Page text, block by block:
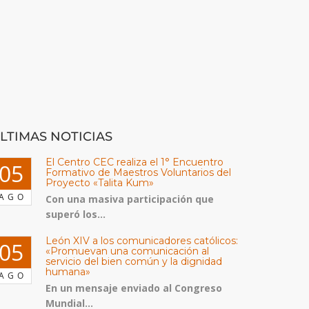
NOTICIAS
El Centro CEC realiza el 1° Encuentro
Formativo de Maestros Voluntarios del
Proyecto «Talita Kum»
Con una masiva participación que
superó los...
León XIV a los comunicadores católicos:
«Promuevan una comunicación al
servicio del bien común y la dignidad
humana»
En un mensaje enviado al Congreso
Mundial...